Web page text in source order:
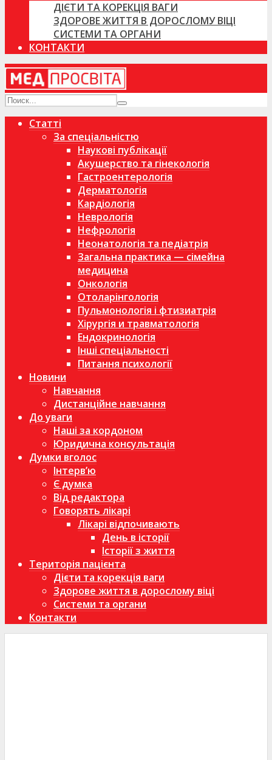
ДІЄТИ ТА КОРЕКЦІЯ ВАГИ
ЗДОРОВЕ ЖИТТЯ В ДОРОСЛОМУ ВІЦІ
СИСТЕМИ ТА ОРГАНИ
КОНТАКТИ
Статті
За спеціальністю
Наукові публікації
Акушерство та гінекологія
Гастроентерологія
Дерматологія
Кардіологія
Неврологія
Нефрологія
Неонатологія та педіатрія
Загальна практика — сімейна
медицина
Онкологія
Отоларінгологія
Пульмонологія і фтизиатрія
Хірургія и травматологія
Ендокринологія
Інші спеціальності
Питання психології
Новини
Навчання
Дистанційне навчання
До уваги
Наші за кордоном
Юридична консультація
Думки вголос
Інтерв’ю
Є думка
Від редактора
Говорять лікарі
Лікарі відпочивають
День в історії
Історії з життя
Територія пацієнта
Дієти та корекція ваги
Здорове життя в дорослому віці
Системи та органи
Контакти